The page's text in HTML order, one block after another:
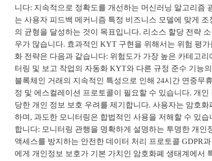
니다: 지속적으로 정확도를 개선하는 머신러닝 알고리즘
는 사용자 피드백 메커니즘 특정 비즈니스 모델에 맞게
의 균형을 달성하는 것이 목표입니다. 리소스 할당 전략
우가 많습니다. 효과적인 KYT 구현을 위해서는 위험 평
화 전략은 다음과 같습니다: 위험도가 가장 높은 카테고
터링 및 보고 작업의 자동화 KYT와 다른 규정 준수 기능
블록체인 거래의 지속적인 특성으로 인해 24시간 연중무
정 및 에스컬레이션 프로토콜이 필요할 수 있습니다. 개
당한 개인 정보 보호 우려를 제기합니다. 사용자는 암호
하며, 과도한 모니터링은 합법적인 사용을 저해할 수 있
합니다: 모니터링 관행을 명확하게 설명하는 투명한 개
액세스를 방지하는 안전한 데이터 처리 프로토콜 GDPR
에게 개인정보 보호가 기본 가치인 암호화폐 생태계에서